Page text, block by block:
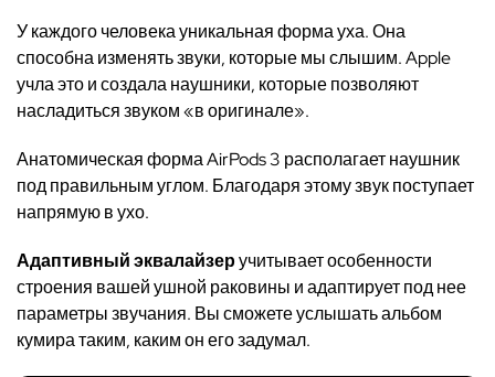
У каждого человека уникальная форма уха. Она
способна изменять звуки, которые мы слышим. Apple
учла это и создала наушники, которые позволяют
насладиться звуком «в оригинале».
Анатомическая форма AirPods 3 располагает наушник
под правильным углом. Благодаря этому звук поступает
напрямую в ухо.
Адаптивный эквалайзеручитывает особенности
строения вашей ушной раковины и адаптирует под нее
параметры звучания. Вы сможете услышать альбом
кумира таким, каким он его задумал.